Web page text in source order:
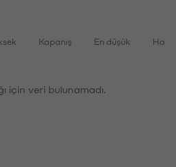
Kapanış En düşük
için veri bulunamadı.